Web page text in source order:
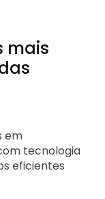
mais
em
tecnologia
eficientes